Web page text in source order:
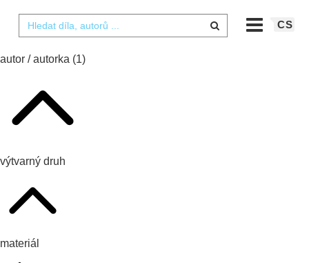
CS
autor / autorka (1)
výtvarný druh
materiál